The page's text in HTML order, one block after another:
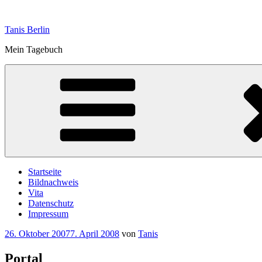
springen
Tanis Berlin
Mein Tagebuch
Startseite
Bildnachweis
Vita
Datenschutz
Impressum
Veröffentlicht
26. Oktober 20077. April 2008 von Tanis
Portal